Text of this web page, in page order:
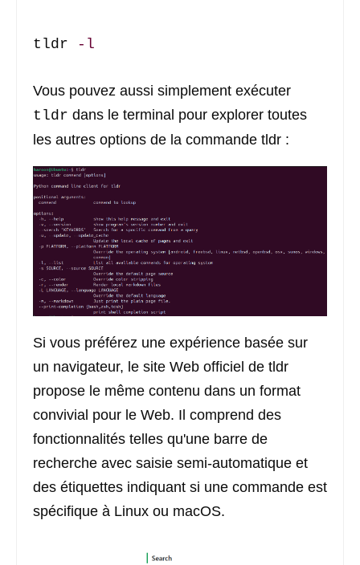
tldr -l
Vous pouvez aussi simplement exécuter
tldr dans le terminal pour explorer toutes
les autres options de la commande tldr :
Si vous préférez une expérience basée sur
un navigateur, le site Web officiel de tldr
propose le même contenu dans un format
convivial pour le Web. Il comprend des
fonctionnalités telles qu'une barre de
recherche avec saisie semi-automatique et
des étiquettes indiquant si une commande est
spécifique à Linux ou macOS.